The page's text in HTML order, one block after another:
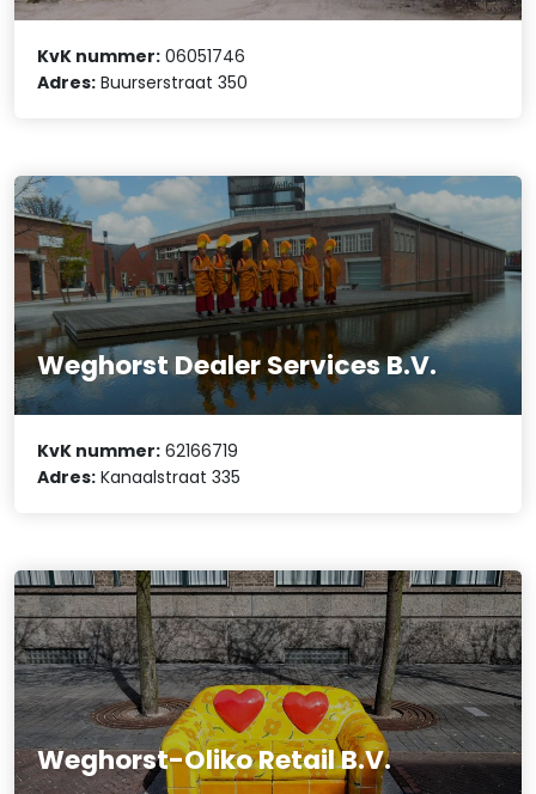
KvK nummer: 06051746
Adres: Buurserstraat 350
Weghorst Dealer Services B.V.
KvK nummer: 62166719
Adres: Kanaalstraat 335
Weghorst-Oliko Retail B.V.